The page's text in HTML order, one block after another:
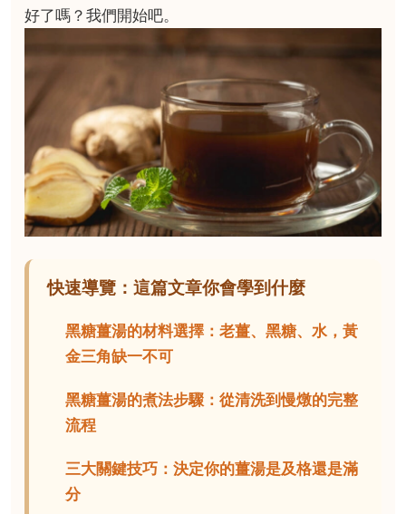
好了嗎？我們開始吧。
快速導覽：這篇文章你會學到什麼
黑糖薑湯的材料選擇：老薑、黑糖、水，黃
金三角缺一不可
黑糖薑湯的煮法步驟：從清洗到慢燉的完整
流程
三大關鍵技巧：決定你的薑湯是及格還是滿
分